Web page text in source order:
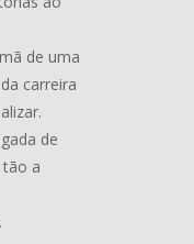
de uma
carreira
de
a